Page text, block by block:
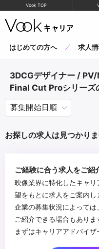
Vook TOP
はじめての方へ 求人
3DCGデザイナー /
Final Cut Proシリーズ
お探しの求人は見つかりま
ご経験に合う求人をご紹
映像業界に特化したキャ
望をもとに求人をご案内し
企業の募集状況によって
ご紹介できる場合もありま
まずはキャリアアドバイザ